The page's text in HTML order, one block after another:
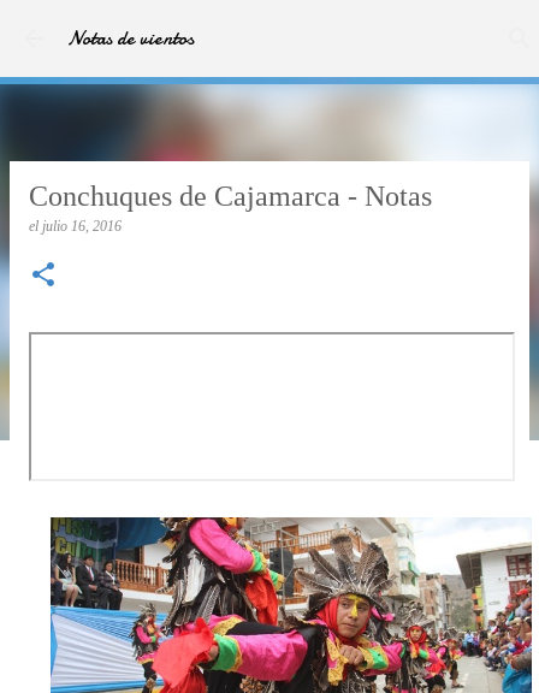
Ir al contenido principal
Notas de vientos
Conchuques de Cajamarca - Notas
el julio 16, 2016